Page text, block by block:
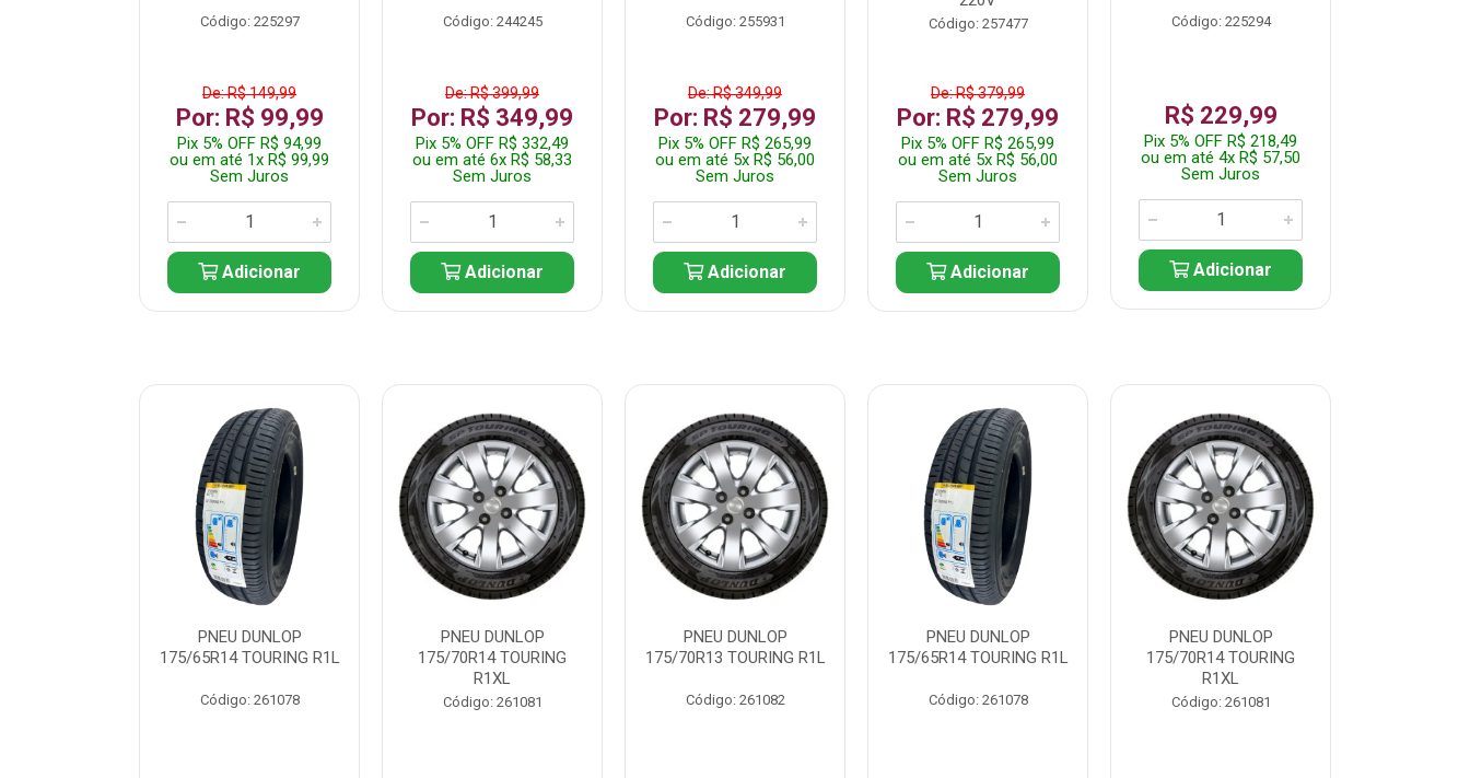
Código: 225297
De: R$ 149,99
Por: R$ 99,99
Pix 5% OFF R$ 94,99
ou em até 1x R$ 99,99
Sem Juros
Adicionar
Código: 244245
De: R$ 399,99
Por: R$ 349,99
Pix 5% OFF R$ 332,49
ou em até 6x R$ 58,33
Sem Juros
Adicionar
Código: 255931
De: R$ 349,99
Por: R$ 279,99
Pix 5% OFF R$ 265,99
ou em até 5x R$ 56,00
Sem Juros
Adicionar
Código: 257477
De: R$ 379,99
Por: R$ 279,99
Pix 5% OFF R$ 265,99
ou em até 5x R$ 56,00
Sem Juros
Adicionar
Código: 225294
R$ 229,99
Pix 5% OFF R$ 218,49
ou em até 4x R$ 57,50
Sem Juros
Adicionar
PNEU DUNLOP
175/65R14 TOURING R1L
Código: 261078
PNEU DUNLOP
175/70R14 TOURING
R1XL
Código: 261081
PNEU DUNLOP
175/70R13 TOURING R1L
Código: 261082
PNEU DUNLOP
175/65R14 TOURING R1L
Código: 261078
PNEU DUNLOP
175/70R14 TOURING
R1XL
Código: 261081